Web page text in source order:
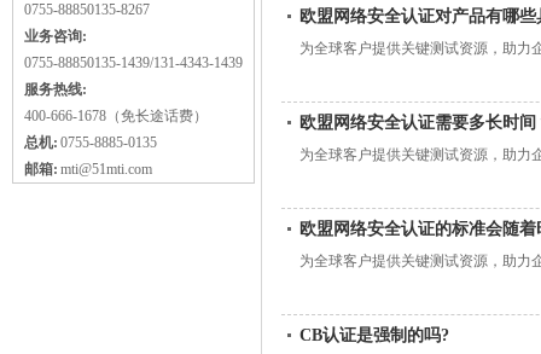
0755-88850135-8267
业务咨询:
0755-88850135-1439/131-4343-1439
服务热线:
400-666-1678（免长途话费）
总机: 0755-8885-0135
邮箱: mti@51mti.com
欧盟网络安全认证对产品有哪
为全球客户提供关键测试资源，助力
欧盟网络安全认证需要多长时间
为全球客户提供关键测试资源，助力
欧盟网络安全认证的标准会随
为全球客户提供关键测试资源，助力
CB认证是强制的吗?